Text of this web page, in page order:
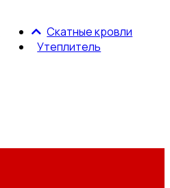
Скатные кровли
Утеплитель